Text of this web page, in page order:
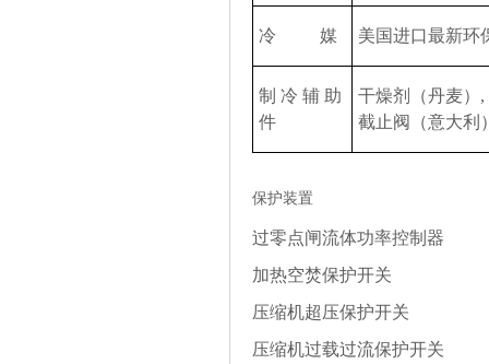
冷媒 美国进口最新环
制冷 辅 助
件
干燥剂 （丹麦）
截止阀 （意大
保护装置
过零点闸流体功率控制器
加热空焚保护开关
压缩机超压保护开关
压缩机过载过流保护开关